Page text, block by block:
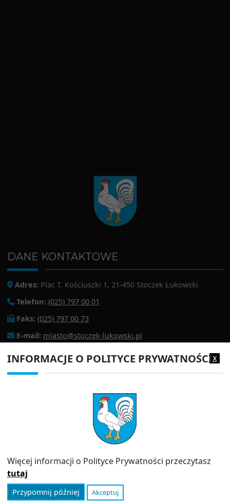
DANE KONTAKTOWE
Adres: Plac T. Kościuszki 1, 21-450 Stoczek Łukowski
Telefon: (025) 797 00 01
Faks: (025) 797 00 73
E-mail: miasto@stoczek-lukowski.pl
PRZYDATNE LINKI
Polityka prywatności
Informator
x
INFORMACJE O POLITYCE PRYWATNOŚCI
Więcej informacji o Polityce Prywatności przeczytasz
tutaj
Przypomnij później Akceptuj